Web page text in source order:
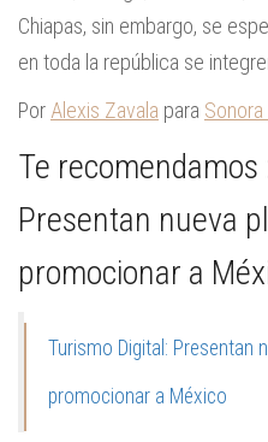
Chiapas, sin embargo, se
en toda la república se
Por Alexis Zavala para
Te recomendamos
Presentan nueva
promocionar a
Turismo Digital: Presentan
promocionar a México